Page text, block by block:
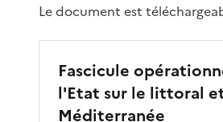
Le document est
Fascicule
l'Etat sur le littoral
Méditerranée